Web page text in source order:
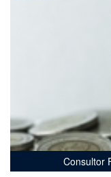
Consultor